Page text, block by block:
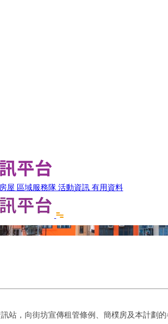
屋 區域服務隊 活動資訊 有用資料
站，向街坊宣傳租管條例、簡樸房及本計劃的